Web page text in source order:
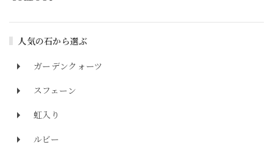
人気の石から選ぶ
ガーデンクォーツ
スフェーン
虹入り
ルビー